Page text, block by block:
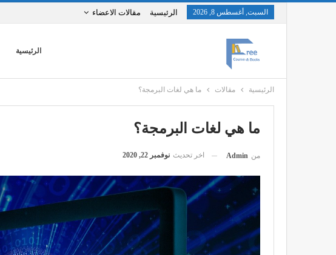
السبت, أغسطس 8, 2026 الرئيسية مقالات الاعضاء
الرئيسية
الرئيسية مقالات ما هي لغات البرمجة؟
ما هي لغات البرمجة؟
من Admin اخر تحديث نوفمبر 22, 2020